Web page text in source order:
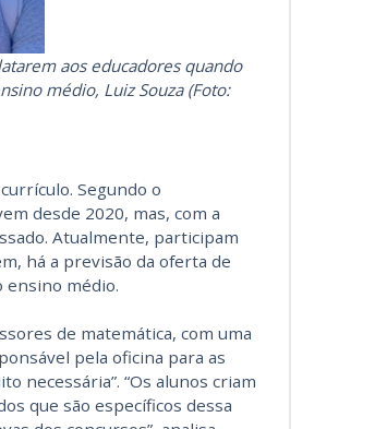
aos educadores quando
médio, Luiz Souza (Foto:
Segundo o
desde 2020, mas, com a
Atualmente, participam
há a previsão da oferta de
médio.
de matemática, com uma
pela oficina para as
necessária”. “Os alunos criam
que são específicos dessa